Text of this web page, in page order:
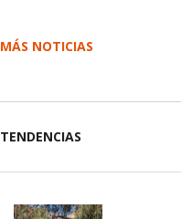
MÁS NOTICIAS
TENDENCIAS